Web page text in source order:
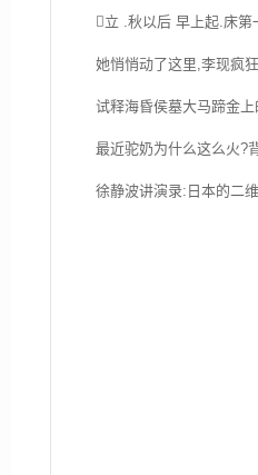
立 .秋以后 早上起.床
她悄悄动了这里,李现疯
试释海昏侯墓大马蹄金上
最近驼奶为什么这么火?
徐静波讲演录:日本的二